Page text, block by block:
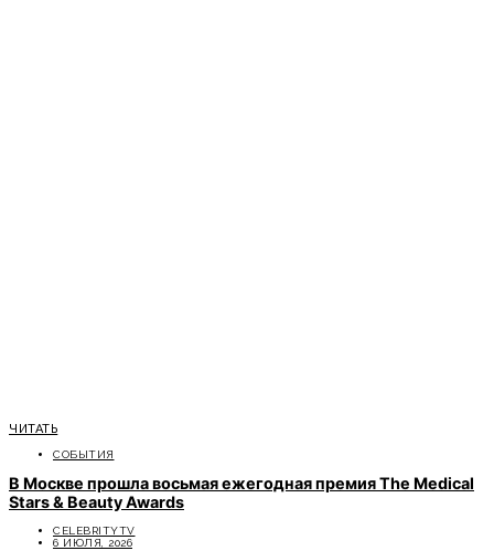
ЧИТАТЬ
СОБЫТИЯ
В Москве прошла восьмая ежегодная премия The Medical
Stars & Beauty Awards
CELEBRITYTV
6 ИЮЛЯ, 2026